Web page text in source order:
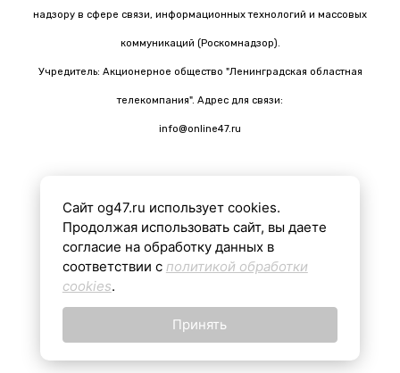
надзору в сфере связи, информационных технологий и массовых
коммуникаций (Роскомнадзор).
Учредитель: Акционерное общество "Ленинградская областная
телекомпания". Адрес для связи:
info@online47.ru
Все материалы на сайте подготовлены с помощью ИИ
16+
Сайт og47.ru использует cookies.
Продолжая использовать сайт, вы даете
согласие на обработку данных в
соответствии с политикой обработки
cookies.
Принять